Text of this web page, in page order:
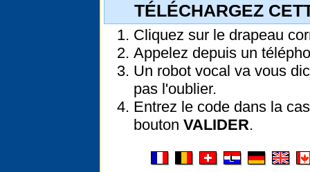
TÉLÉCHARGEZ
Cliquez sur le drapeau
Appelez depuis un
Un robot vocal va vous
pas l'oublier.
Entrez le code dans la
bouton VALIDER.